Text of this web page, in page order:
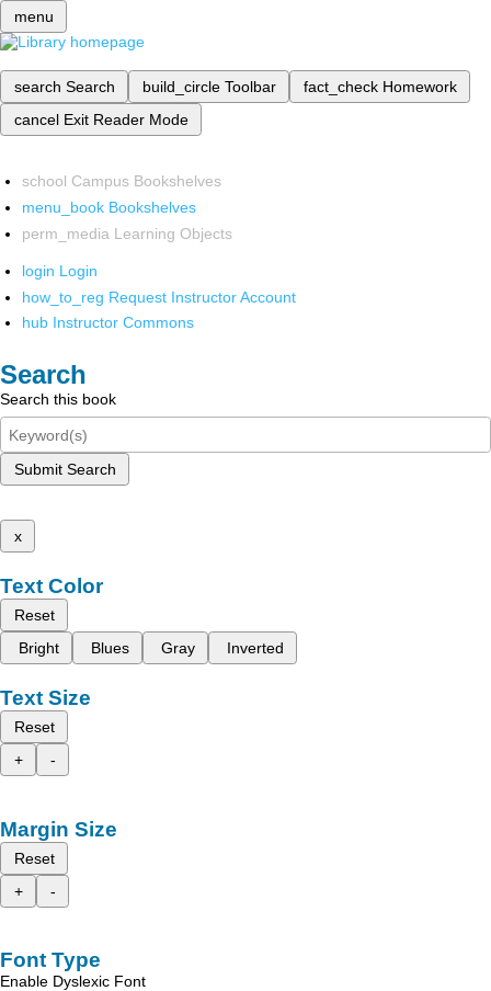
menu
search Search build_circle Toolbar fact_check Homework
cancel Exit Reader Mode
school Campus Bookshelves
menu_book Bookshelves
perm_media Learning Objects
login Login
how_to_reg Request Instructor Account
hub Instructor Commons
Search
Search this book
Submit Search
x
Text Color
Reset
Bright
Blues Gray Inverted
Text Size
Reset
+
-
Margin Size
Reset
+
-
Font Type
Enable Dyslexic Font